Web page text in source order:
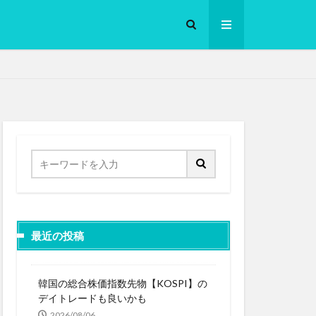
最近の投稿
韓国の総合株価指数先物【KOSPI】の
デイトレードも良いかも